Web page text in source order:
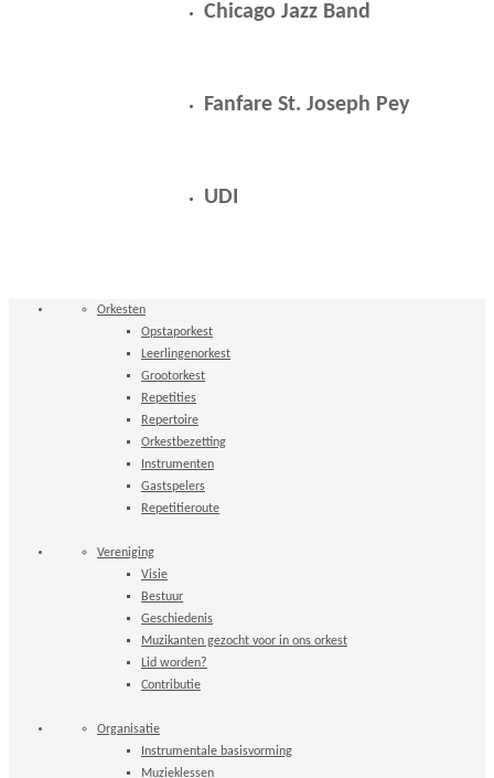
Chicago Jazz Band
Fanfare St. Joseph Pey
UDI
Orkesten
Opstaporkest
Leerlingenorkest
Grootorkest
Repetities
Repertoire
Orkestbezetting
Instrumenten
Gastspelers
Repetitieroute
Vereniging
Visie
Bestuur
Geschiedenis
Muzikanten gezocht voor in ons orkest
Lid worden?
Contributie
Organisatie
Instrumentale basisvorming
Muzieklessen